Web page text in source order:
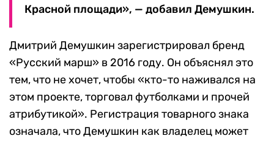
Красной площади», — добавил Демушкин.
Дмитрий Демушкин зарегистрировал бренд
«Русский марш» в 2016 году. Он объяснял это
тем, что не хочет, чтобы «кто-то наживался на
этом проекте, торговал футболками и прочей
атрибутикой». Регистрация товарного знака
означала, что Демушкин как владелец может